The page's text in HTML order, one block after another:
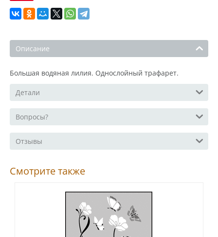
Описание
Большая водяная лилия. Однослойный трафарет.
Детали
Вопросы?
Отзывы
Смотрите также